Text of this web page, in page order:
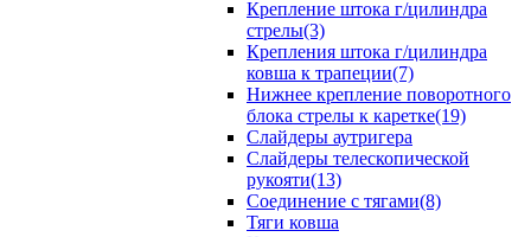
Крепление штока г/цилиндра
стрелы(3)
Крепления штока г/цилиндра
ковша к трапеции(7)
Нижнее крепление поворотного
блока стрелы к каретке(19)
Слайдеры аутригера
Слайдеры телескопической
рукояти(13)
Соединение с тягами(8)
Тяги ковша